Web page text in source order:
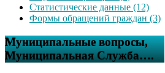
Статистические данные (12)
Формы обращений граждан (3)
Муниципальные вопросы,
Муниципальная Служба….